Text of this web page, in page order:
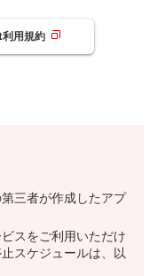
用規約
三者が作成したアプ
スをご利用いただけ
スケジュールは、以